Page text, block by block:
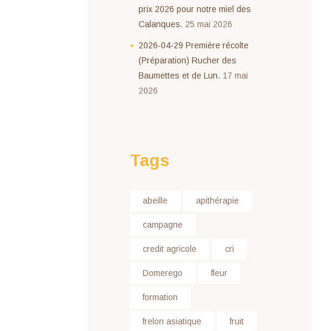
prix 2026 pour notre miel des
Calanques. 25 mai 2026
2026-04-29 Première récolte
(Préparation) Rucher des
Baumettes et de Lun. 17 mai
2026
Tags
abeille apithérapie
campagne
credit agricole cri
Domerego fleur
formation
frelon asiatique fruit